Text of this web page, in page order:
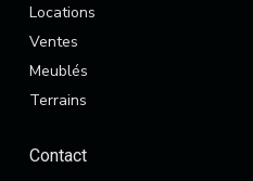
Locations
Ventes
Meublés
Terrains
Contact